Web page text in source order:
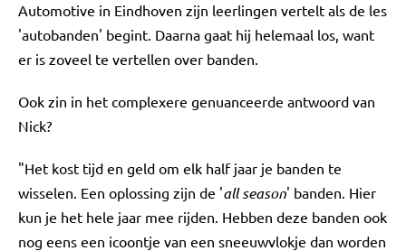
Automotive in Eindhoven zijn leerlingen vertelt als de les
'autobanden' begint. Daarna gaat hij helemaal los, want
er is zoveel te vertellen over banden.
Ook zin in het complexere genuanceerde antwoord van
Nick?
"Het kost tijd en geld om elk half jaar je banden te
wisselen. Een oplossing zijn de 'all season' banden. Hier
kun je het hele jaar mee rijden. Hebben deze banden ook
nog eens een icoontje van een sneeuwvlokje dan worden